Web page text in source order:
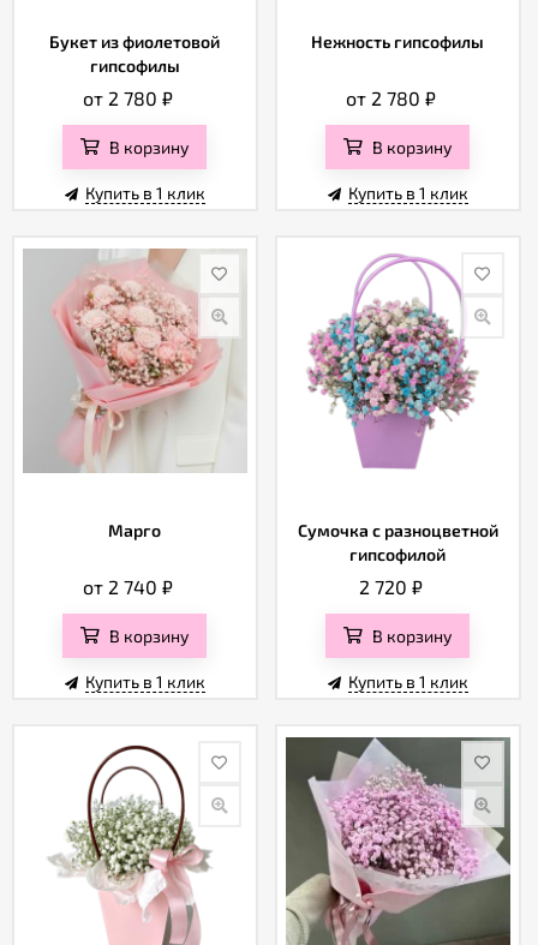
Букет из фиолетовой
гипсофилы
от 2 780 ₽
В корзину
Купить в 1 клик
Нежность гипсофилы
от 2 780 ₽
В корзину
Купить в 1 клик
Марго
от 2 740 ₽
В корзину
Купить в 1 клик
Сумочка с разноцветной
гипсофилой
2 720 ₽
В корзину
Купить в 1 клик